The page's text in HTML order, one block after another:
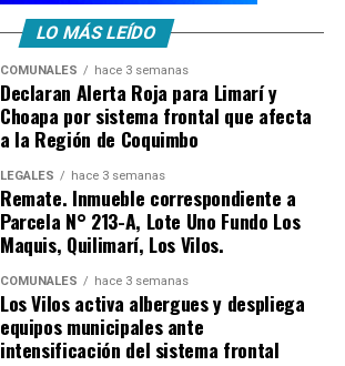
LO MÁS LEÍDO
COMUNALES hace 3 semanas
Declaran Alerta Roja para Limarí y
Choapa por sistema frontal que afecta
a la Región de Coquimbo
LEGALES hace 3 semanas
Remate. Inmueble correspondiente a
Parcela N° 213-A, Lote Uno Fundo Los
Maquis, Quilimarí, Los Vilos.
COMUNALES hace 3 semanas
Los Vilos activa albergues y despliega
equipos municipales ante
intensificación del sistema frontal